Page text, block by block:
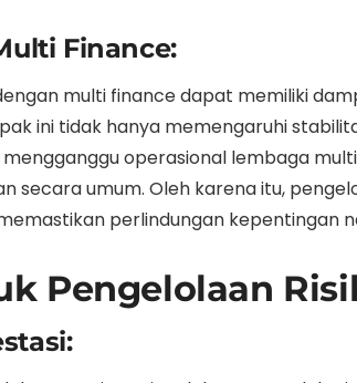
Finance:
multi finance dapat memiliki
ini tidak hanya memengaruhi
mengganggu operasional lembaga
secara umum. Oleh karena itu,
perlindungan kepentingan
Pengelolaan